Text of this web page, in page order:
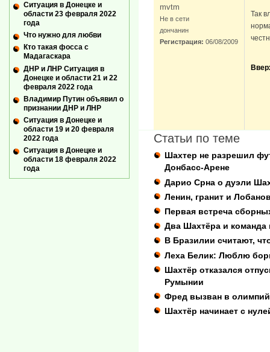
mvtm
Не в сети
дончанин
Регистрация: 06/08/2009
Так
Статьи по теме
Шахтер не разрешил
Донбасс-Арене
Дарио Срна о дуэли
Ленин, гранит и
Первая встреча
Два Шахтёра и команда
В Бразилии считают,
Леха Белик: Люблю
Шахтёр отказался
Румынии
Фред вызван в
Шахтёр начинает с
Ситуация в Донецке и
области 23 февраля 2022
года
Что нужно для любви
Кто такая фосса с
Мадагаскара
ДНР и ЛНР Ситуация в
Донецке и области 21 и 22
февраля 2022 года
Владимир Путин объявил о
признании ДНР и ЛНР
Ситуация в Донецке и
области 19 и 20 февраля
2022 года
Ситуация в Донецке и
области 18 февраля 2022
года